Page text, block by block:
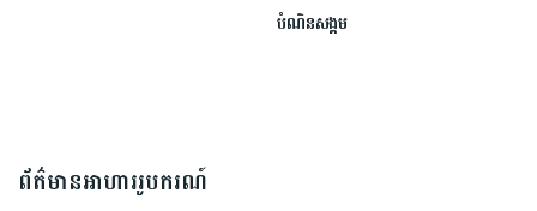
បំណិនសង្គម
ព័ត៌មានអាហាររូបករណ៍